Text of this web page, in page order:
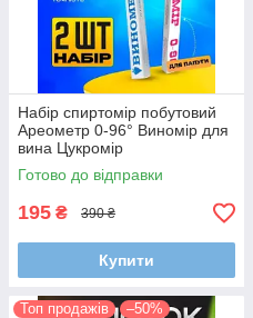
Набір спиртомір побутовий
Ареометр 0-96° Виномір для
вина Цукромір
Готово до відправки
195 ₴ 390 ₴
Купити
Топ продажів –50%